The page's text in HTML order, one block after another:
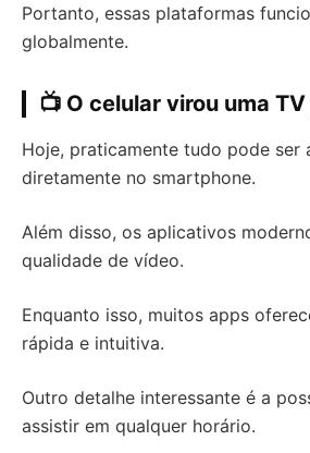
Portanto, essas plataformas
globalmente.
📺 O celular virou uma
Hoje, praticamente tudo pode ser
diretamente no smartphone.
Além disso, os aplicativos
qualidade de vídeo.
Enquanto isso, muitos apps
rápida e intuitiva.
Outro detalhe interessante é a
assistir em qualquer horário.